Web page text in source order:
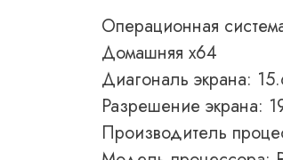
Операционная
Домашняя x64
Диагональ экрана:
Разрешение экрана:
Производитель